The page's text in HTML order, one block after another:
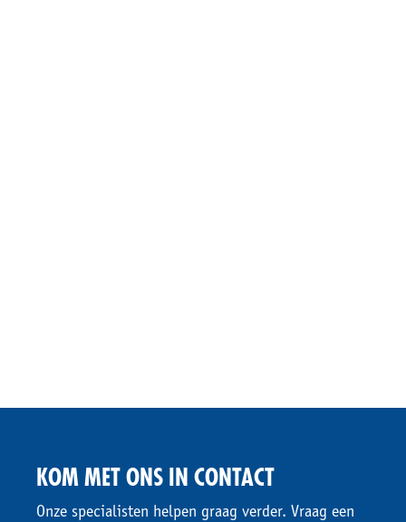
KOM MET ONS IN CONTACT
Onze specialisten helpen graag verder. Vraag een